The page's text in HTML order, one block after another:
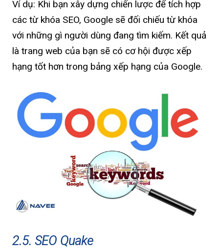
Ví dụ: Khi bạn xây dựng chiến lược để tích hợp
các từ khóa SEO, Google sẽ đối chiếu từ khóa
với những gì người dùng đang tìm kiếm. Kết quả
là trang web của bạn sẽ có cơ hội được xếp
hạng tốt hơn trong bảng xếp hạng của Google.
2.5. SEO Quake